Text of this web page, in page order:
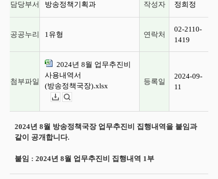
담당부서 방송정책기획과 작성자 정희정
공공누리 1유형 연락처
02-2110-
1419
첨부파일
2024년 8월 업무추진비
사용내역서
(방송정책국장).xlsx
등록일
2024-09-
11
2024년 8월 방송정책국장 업무추진비 집행내역을 붙임과
같이 공개합니다.
붙임 : 2024년 8월 업무추진비 집행내역 1부